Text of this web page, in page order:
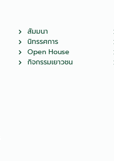
สัมมนา
นิทรรศการ
Open House
กิจกรรมเยาวชน